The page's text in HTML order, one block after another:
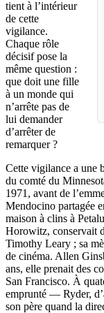
tient à l’intérieur
de cette
vigilance.
Chaque rôle
décisif pose la
même question :
que doit une fille
à un monde qui
n’arrête pas de
lui demander
d’arrêter de
remarquer ?
Cette vigilance a une
du comté du
1971, avant de
Mendocino partagée
maison à clins à
Horowitz, conservait
Timothy Leary ; sa
de cinéma. Allen
ans, elle prenait des
San Francisco. À
emprunté — Ryder,
son père quand la